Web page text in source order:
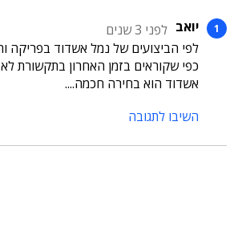
יואב לפני 3 שנים
לפי הביצועים של נמל אשדוד בפריקה
כפי שקוראים בזמן האחרון בתקשורת
אשדוד הוא בחירה חכמה....
השיבו לתגובה